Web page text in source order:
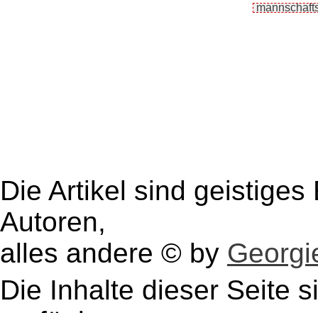
Die Artikel sind
Autoren,
alles andere © by
Die Inhalte dieser Seite